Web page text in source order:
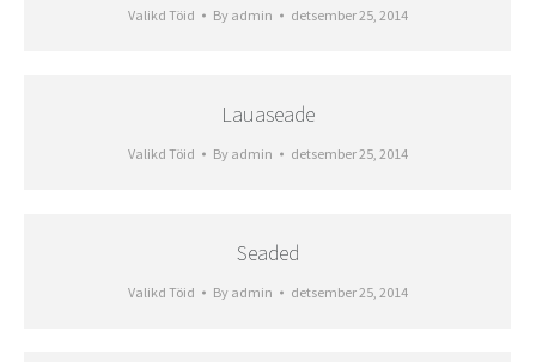
Valikd Töid By admin detsember 25, 2014
Lauaseade
Valikd Töid By admin detsember 25, 2014
Seaded
Valikd Töid By admin detsember 25, 2014